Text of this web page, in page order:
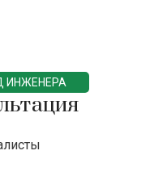
ИНЖЕНЕРА